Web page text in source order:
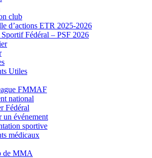
club
d’actions ETR 2025-2026
Fédéral – PSF 2026
Utiles
FMMAF
national
Fédéral
un événement
sportive
médicaux
de MMA